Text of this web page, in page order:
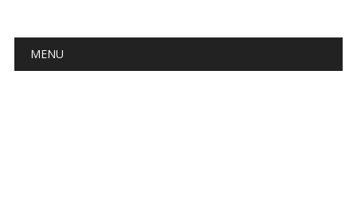
Main menu
MENU